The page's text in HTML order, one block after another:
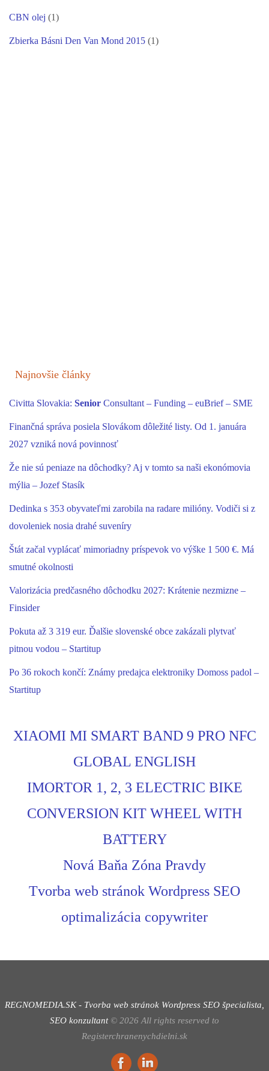
CBN olej (1)
Zbierka Básni Den Van Mond 2015 (1)
Najnovšie články
Civitta Slovakia: Senior Consultant – Funding – euBrief – SME
Finančná správa posiela Slovákom dôležité listy. Od 1. januára
2027 vzniká nová povinnosť
Že nie sú peniaze na dôchodky? Aj v tomto sa naši ekonómovia
mýlia – Jozef Stasík
Dedinka s 353 obyvateľmi zarobila na radare milióny. Vodiči si z
dovoleniek nosia drahé suveníry
Štát začal vyplácať mimoriadny príspevok vo výške 1 500 €. Má
smutné okolnosti
Valorizácia predčasného dôchodku 2027: Krátenie nezmizne –
Finsider
Pokuta až 3 319 eur. Ďalšie slovenské obce zakázali plytvať
pitnou vodou – Startitup
Po 36 rokoch končí: Známy predajca elektroniky Domoss padol –
Startitup
XIAOMI MI SMART BAND 9 PRO NFC
GLOBAL ENGLISH
IMORTOR 1, 2, 3 ELECTRIC BIKE
CONVERSION KIT WHEEL WITH
BATTERY
Nová Baňa Zóna Pravdy
Tvorba web stránok Wordpress SEO
optimalizácia copywriter
REGNOMEDIA.SK - Tvorba web stránok Wordpress SEO špecialista,
SEO konzultant© 2026 All rights reserved to
Registerchranenychdielni.sk